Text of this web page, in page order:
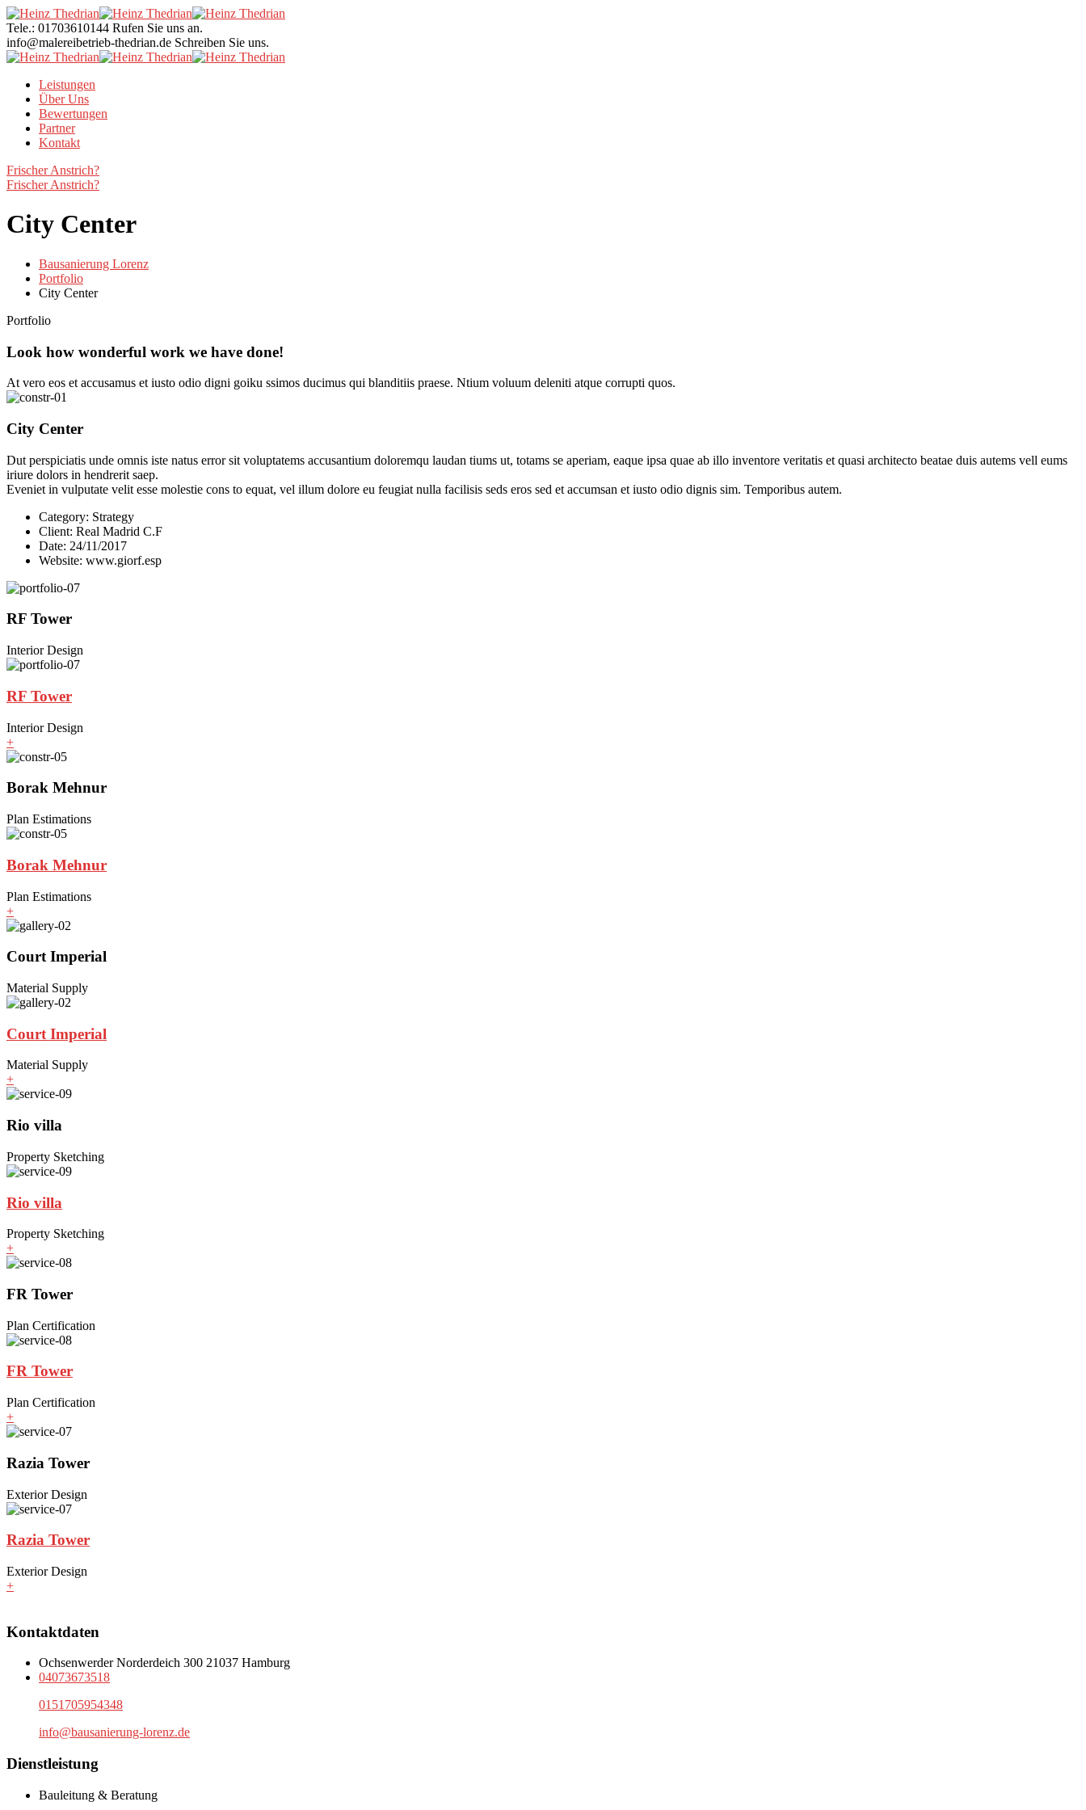
Tele.: 01703610144 Rufen Sie uns an.
info@malereibetrieb-thedrian.de Schreiben Sie uns.
Leistungen
Über Uns
Bewertungen
Partner
Kontakt
Frischer Anstrich?
Frischer Anstrich?
City Center
Bausanierung Lorenz
Portfolio
City Center
Portfolio
Look how wonderful work we have done!
At vero eos et accusamus et iusto odio digni goiku ssimos ducimus qui blanditiis praese. Ntium voluum deleniti atque corrupti quos.
City Center
Dut perspiciatis unde omnis iste natus error sit voluptatems accusantium doloremqu laudan tiums ut, totams se aperiam, eaque ipsa quae ab illo inventore veritatis et quasi architecto beatae duis autems vell eums
iriure dolors in hendrerit saep.
Eveniet in vulputate velit esse molestie cons to equat, vel illum dolore eu feugiat nulla facilisis seds eros sed et accumsan et iusto odio dignis sim. Temporibus autem.
Category: Strategy
Client: Real Madrid C.F
Date: 24/11/2017
Website: www.giorf.esp
RF Tower
Interior Design
RF Tower
Interior Design
+
Borak Mehnur
Plan Estimations
Borak Mehnur
Plan Estimations
+
Court Imperial
Material Supply
Court Imperial
Material Supply
+
Rio villa
Property Sketching
Rio villa
Property Sketching
+
FR Tower
Plan Certification
FR Tower
Plan Certification
+
Razia Tower
Exterior Design
Razia Tower
Exterior Design
+
Kontaktdaten
Ochsenwerder Norderdeich 300 21037 Hamburg
04073673518
0151705954348
info@bausanierung-lorenz.de
Dienstleistung
Bauleitung & Beratung